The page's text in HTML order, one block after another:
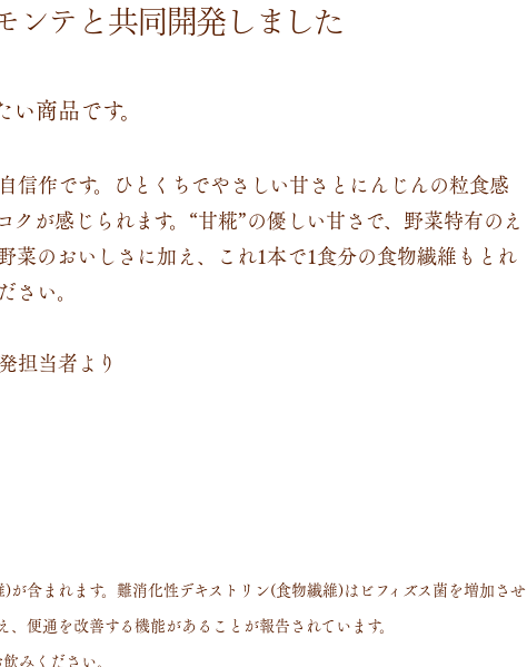
ンテと共同開発しました
商品です。
信作です。ひとくちでやさしい甘さとにんじんの粒食感
が感じられます。“甘糀”の優しい甘さで、野菜特有のえ
菜のおいしさに加え、これ1本で1食分の食物繊維もとれ
い。
担当者より
含まれます。難消化性デキストリン(食物繊維)はビフィズス菌を増加させ
便通を改善する機能があることが報告されています。
みください。